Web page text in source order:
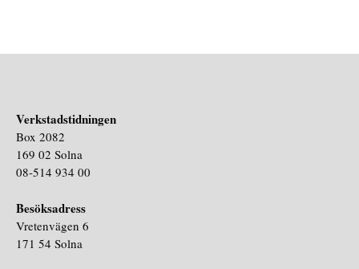
Verkstadstidningen
Box 2082
169 02 Solna
08-514 934 00
Besöksadress
Vretenvägen 6
171 54 Solna